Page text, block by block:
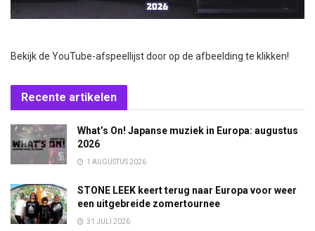
Bekijk de YouTube-afspeellijst door op de afbeelding te klikken!
Recente artikelen
What’s On! Japanse muziek in Europa: augustus
2026
1 AUGUSTUS 2026
STONE LEEK keert terug naar Europa voor weer
een uitgebreide zomertournee
31 JULI 2026